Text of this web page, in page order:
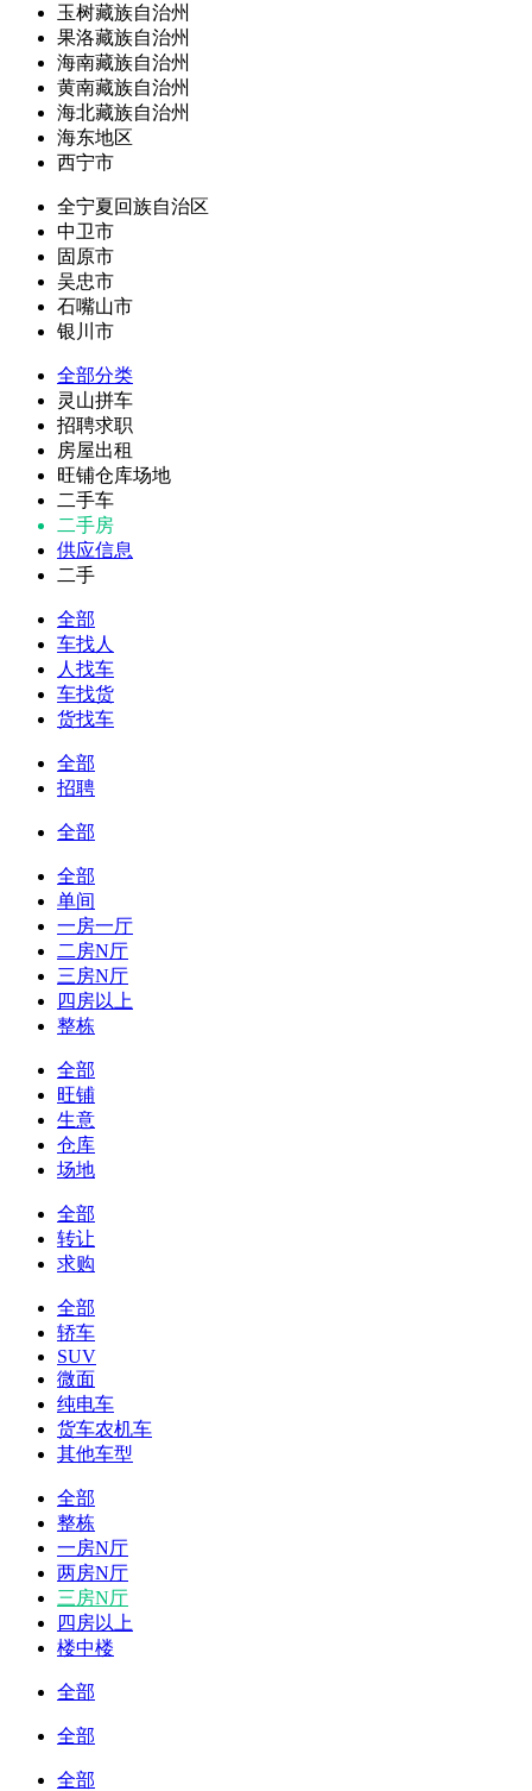
玉树藏族自治州
果洛藏族自治州
海南藏族自治州
黄南藏族自治州
海北藏族自治州
海东地区
西宁市
全宁夏回族自治区
中卫市
固原市
吴忠市
石嘴山市
银川市
全部分类
灵山拼车
招聘求职
房屋出租
旺铺仓库场地
二手车
二手房
供应信息
二手
全部
车找人
人找车
车找货
货找车
全部
招聘
全部
全部
单间
一房一厅
二房N厅
三房N厅
四房以上
整栋
全部
旺铺
生意
仓库
场地
全部
转让
求购
全部
轿车
SUV
微面
纯电车
货车农机车
其他车型
全部
整栋
一房N厅
两房N厅
三房N厅
四房以上
楼中楼
全部
全部
全部